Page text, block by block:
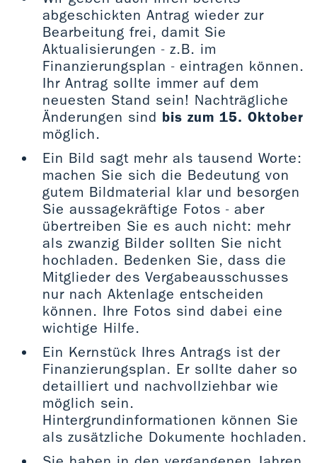
abgeschickten Antrag wieder zur
Bearbeitung frei, damit Sie
Aktualisierungen - z.B. im
Finanzierungsplan - eintragen können.
Ihr Antrag sollte immer auf dem
neuesten Stand sein! Nachträgliche
Änderungen sind bis zum 15. Oktober
möglich.
Ein Bild sagt mehr als tausend Worte:
machen Sie sich die Bedeutung von
gutem Bildmaterial klar und besorgen
Sie aussagekräftige Fotos - aber
übertreiben Sie es auch nicht: mehr
als zwanzig Bilder sollten Sie nicht
hochladen. Bedenken Sie, dass die
Mitglieder des Vergabeausschusses
nur nach Aktenlage entscheiden
können. Ihre Fotos sind dabei eine
wichtige Hilfe.
Ein Kernstück Ihres Antrags ist der
Finanzierungsplan. Er sollte daher so
detailliert und nachvollziehbar wie
möglich sein.
Hintergrundinformationen können Sie
als zusätzliche Dokumente hochladen.